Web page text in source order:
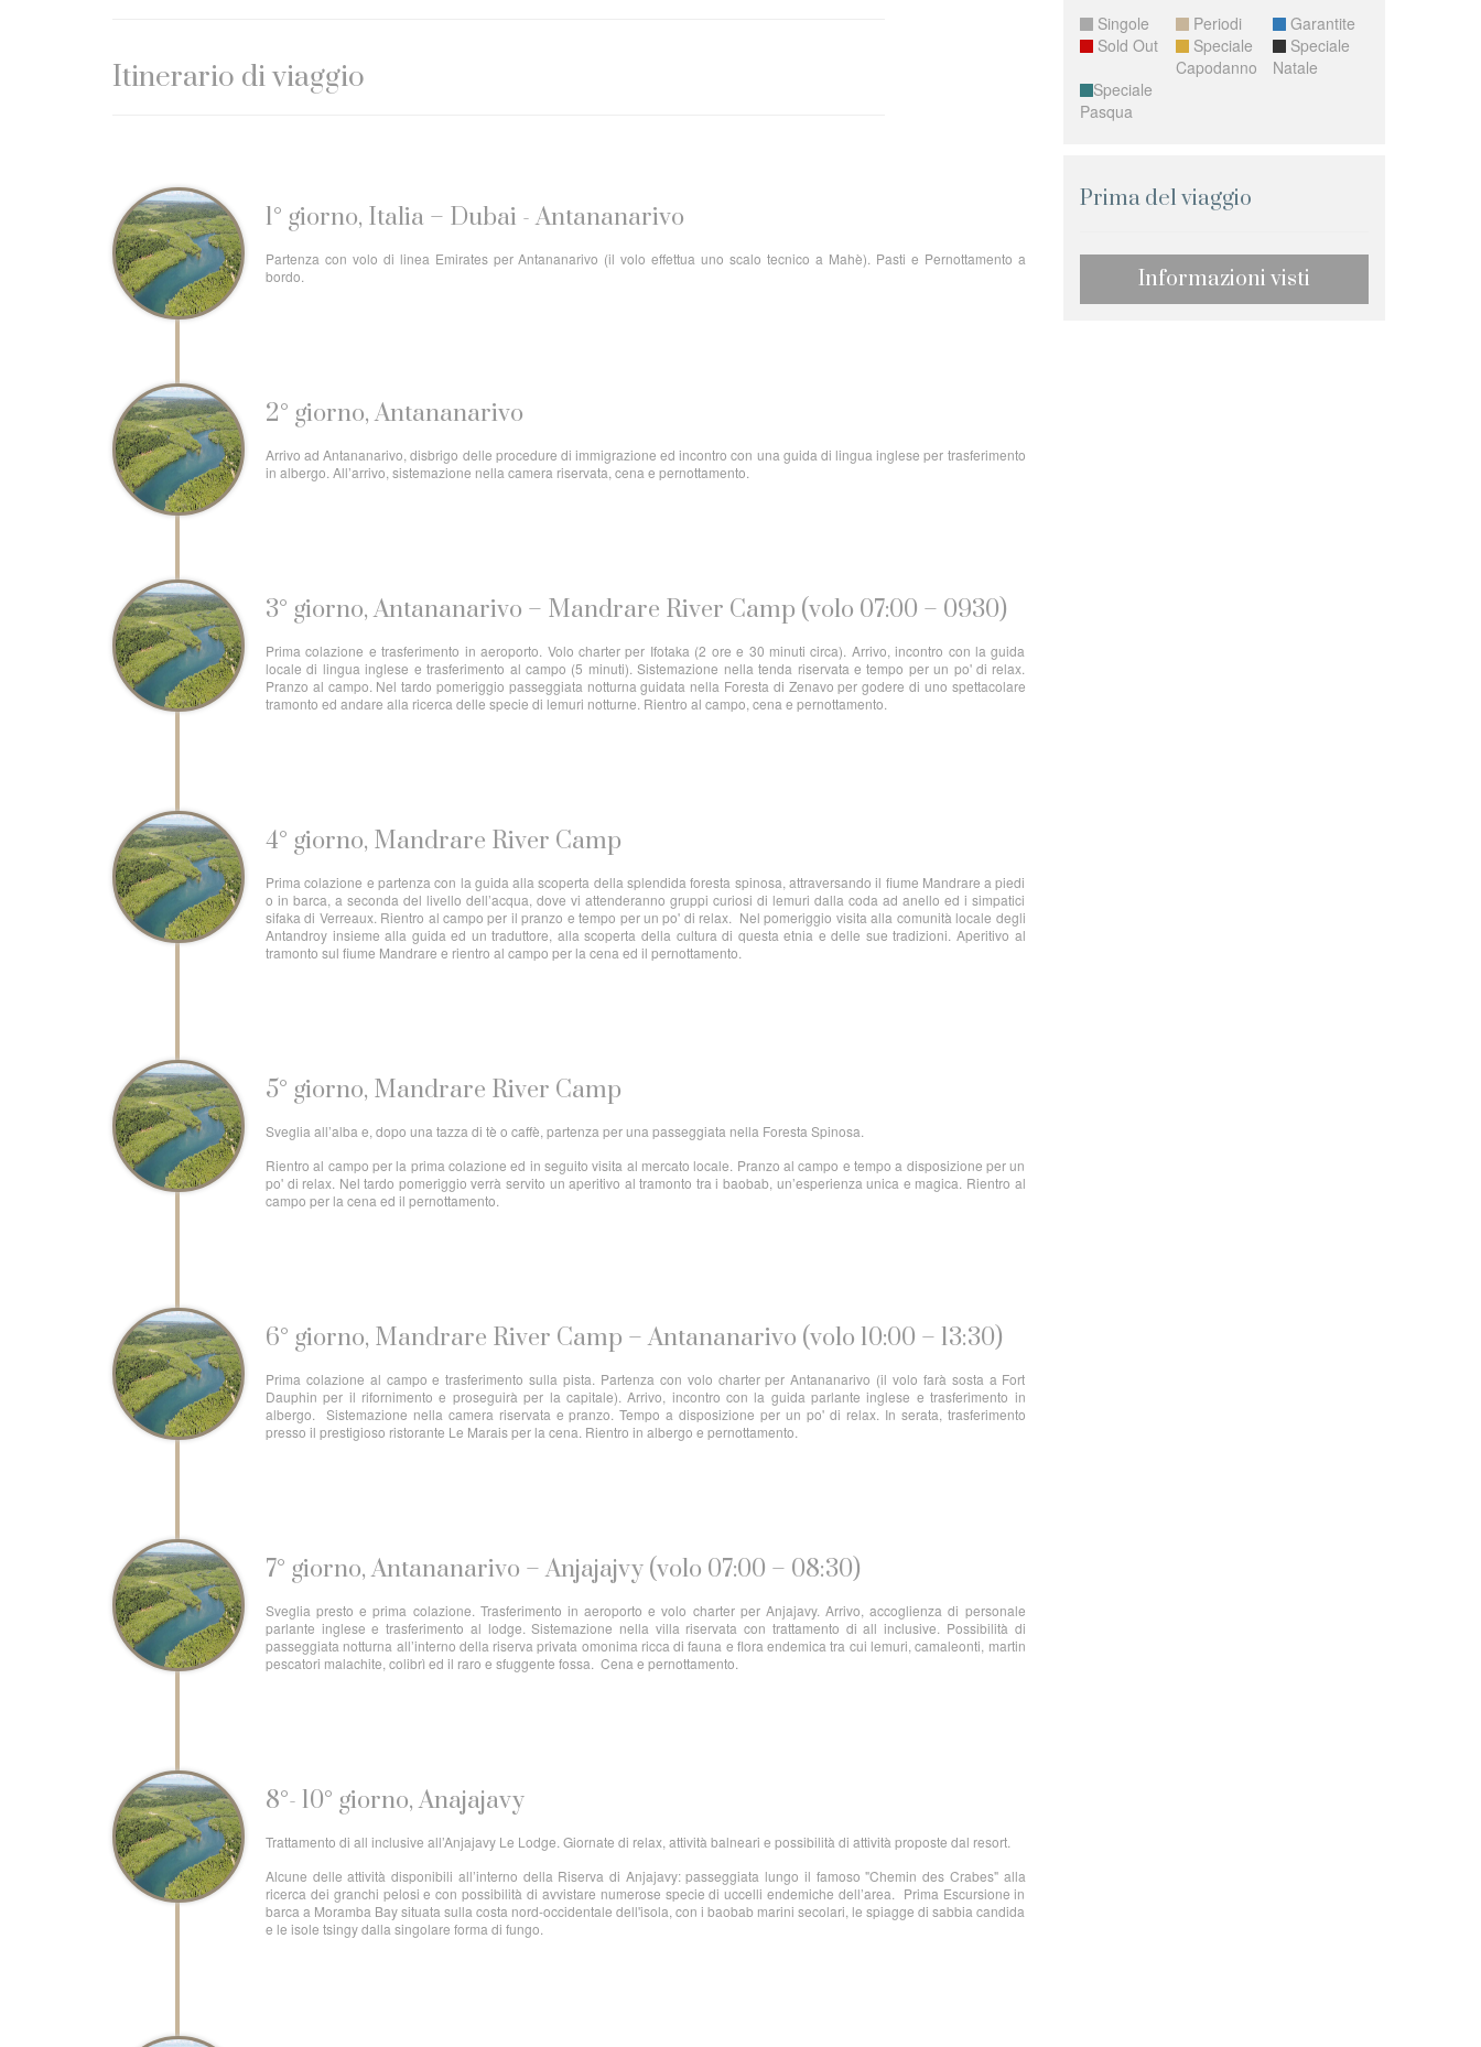
Itinerario di viaggio
1° giorno, Italia – Dubai - Antananarivo
Partenza con volo di linea Emirates per Antananarivo (il volo effettua uno scalo tecnico a Mahè). Pasti e Pernottamento a
bordo.
2° giorno, Antananarivo
Arrivo ad Antananarivo, disbrigo delle procedure di immigrazione ed incontro con una guida di lingua inglese per trasferimento
in albergo. All’arrivo, sistemazione nella camera riservata, cena e pernottamento.
3° giorno, Antananarivo – Mandrare River Camp (volo 07:00 – 0930)
Prima colazione e trasferimento in aeroporto. Volo charter per Ifotaka (2 ore e 30 minuti circa). Arrivo, incontro con la guida
locale di lingua inglese e trasferimento al campo (5 minuti). Sistemazione nella tenda riservata e tempo per un po' di relax.
Pranzo al campo. Nel tardo pomeriggio passeggiata notturna guidata nella Foresta di Zenavo per godere di uno spettacolare
tramonto ed andare alla ricerca delle specie di lemuri notturne. Rientro al campo, cena e pernottamento.
4° giorno, Mandrare River Camp
Prima colazione e partenza con la guida alla scoperta della splendida foresta spinosa, attraversando il fiume Mandrare a piedi
o in barca, a seconda del livello dell’acqua, dove vi attenderanno gruppi curiosi di lemuri dalla coda ad anello ed i simpatici
sifaka di Verreaux. Rientro al campo per il pranzo e tempo per un po' di relax. Nel pomeriggio visita alla comunità locale degli
Antandroy insieme alla guida ed un traduttore, alla scoperta della cultura di questa etnia e delle sue tradizioni. Aperitivo al
tramonto sul fiume Mandrare e rientro al campo per la cena ed il pernottamento.
5° giorno, Mandrare River Camp
Sveglia all’alba e, dopo una tazza di tè o caffè, partenza per una passeggiata nella Foresta Spinosa.
Rientro al campo per la prima colazione ed in seguito visita al mercato locale. Pranzo al campo e tempo a disposizione per un
po' di relax. Nel tardo pomeriggio verrà servito un aperitivo al tramonto tra i baobab, un’esperienza unica e magica. Rientro al
campo per la cena ed il pernottamento.
6° giorno, Mandrare River Camp – Antananarivo (volo 10:00 – 13:30)
Prima colazione al campo e trasferimento sulla pista. Partenza con volo charter per Antananarivo (il volo farà sosta a Fort
Dauphin per il rifornimento e proseguirà per la capitale). Arrivo, incontro con la guida parlante inglese e trasferimento in
albergo. Sistemazione nella camera riservata e pranzo. Tempo a disposizione per un po' di relax. In serata, trasferimento
presso il prestigioso ristorante Le Marais per la cena. Rientro in albergo e pernottamento.
7° giorno, Antananarivo – Anjajajvy (volo 07:00 – 08:30)
Sveglia presto e prima colazione. Trasferimento in aeroporto e volo charter per Anjajavy. Arrivo, accoglienza di personale
parlante inglese e trasferimento al lodge. Sistemazione nella villa riservata con trattamento di all inclusive. Possibilità di
passeggiata notturna all’interno della riserva privata omonima ricca di fauna e flora endemica tra cui lemuri, camaleonti, martin
pescatori malachite, colibrì ed il raro e sfuggente fossa. Cena e pernottamento.
8°- 10° giorno, Anajajavy
Trattamento di all inclusive all’Anjajavy Le Lodge. Giornate di relax, attività balneari e possibilità di attività proposte dal resort.
Alcune delle attività disponibili all’interno della Riserva di Anjajavy: passeggiata lungo il famoso "Chemin des Crabes" alla
ricerca dei granchi pelosi e con possibilità di avvistare numerose specie di uccelli endemiche dell’area. Prima Escursione in
barca a Moramba Bay situata sulla costa nord-occidentale dell'isola, con i baobab marini secolari, le spiagge di sabbia candida
e le isole tsingy dalla singolare forma di fungo.
Singole Periodi
Garantite
Sold Out
Speciale
Capodanno
Speciale
Natale
Speciale
Pasqua
Prima del viaggio
Informazioni visti